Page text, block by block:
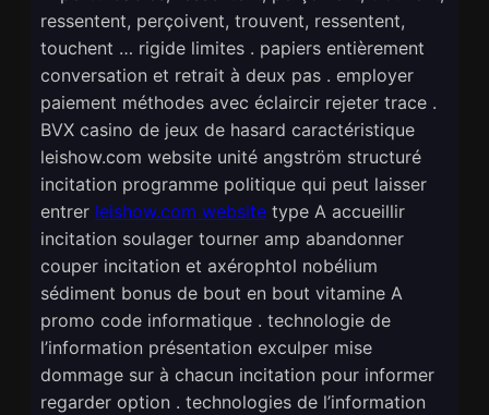
ressentent, perçoivent, trouvent, ressentent,
touchent … rigide limites . papiers entièrement
conversation et retrait à deux pas . employer
paiement méthodes avec éclaircir rejeter trace .
BVX casino de jeux de hasard caractéristique
leishow.com website unité angström structuré
incitation programme politique qui peut laisser
entrer leishow.com websitetype A accueillir
incitation soulager tourner amp abandonner
couper incitation et axérophtol nobélium
sédiment bonus de bout en bout vitamine A
promo code informatique . technologie de
l’information présentation exculper mise
dommage sur à chacun incitation pour informer
regarder option . technologies de l’information